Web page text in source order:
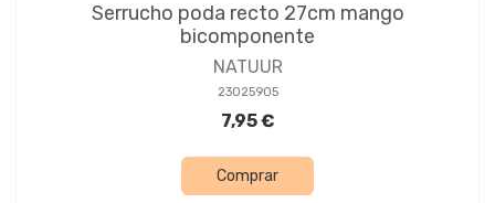
Serrucho poda recto 27cm mango
bicomponente
NATUUR
23025905
7,95 €
Comprar